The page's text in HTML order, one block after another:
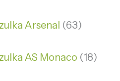
Arsenal 63
AS Monaco 18